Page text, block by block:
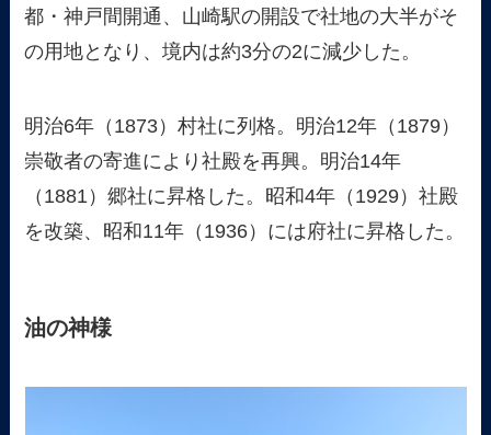
都・神戸間開通、山崎駅の開設で社地の大半がそ
の用地となり、境内は約3分の2に減少した。
明治6年（1873）村社に列格。明治12年（1879）
崇敬者の寄進により社殿を再興。明治14年
（1881）郷社に昇格した。昭和4年（1929）社殿
を改築、昭和11年（1936）には府社に昇格した。
油の神様